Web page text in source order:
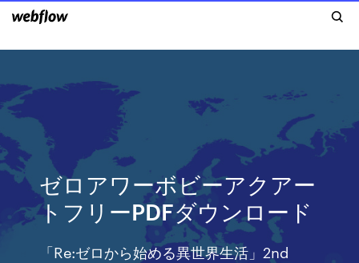
ゼロアワーボビーアクアー
トフリーPDFダウンロード
「Re:ゼロから始める異世界生活」2nd